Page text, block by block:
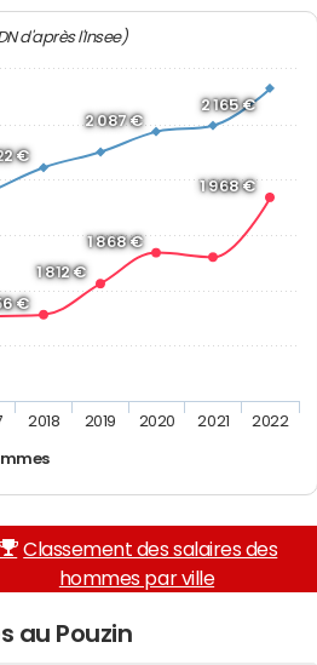
d'après l'Insee)
€
1 812 €
1 868 €
1 968 €
€
2 087 €
2 165 €
2018 2019 2020 2021 2022
Classement des salaires des
hommes par ville
au Pouzin